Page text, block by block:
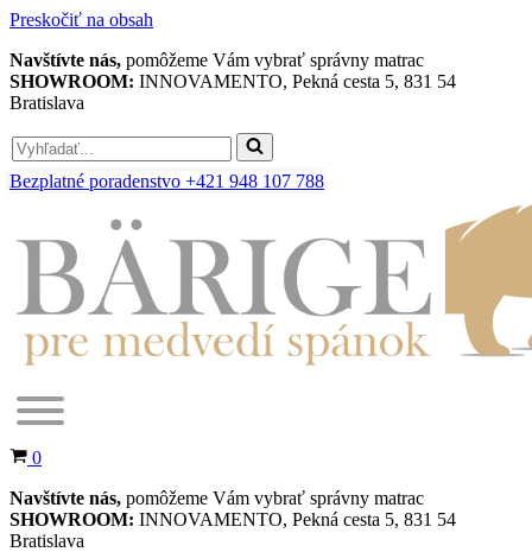
Preskočiť na obsah
Navštívte nás, pomôžeme Vám vybrať správny matrac
SHOWROOM: INNOVAMENTO, Pekná cesta 5, 831 54
Bratislava
Search
for...
Bezplatné poradenstvo +421 948 107 788
Košík
0
Navštívte nás, pomôžeme Vám vybrať správny matrac
SHOWROOM: INNOVAMENTO, Pekná cesta 5, 831 54
Bratislava